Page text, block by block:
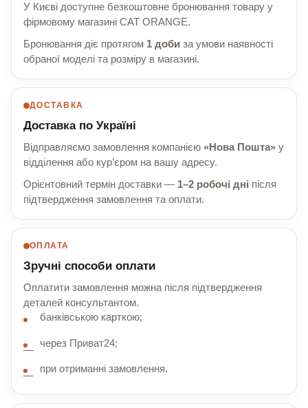
У Києві доступне безкоштовне бронювання товару у
фірмовому магазині CAT ORANGE.
Бронювання діє протягом 1 доби за умови наявності
обраної моделі та розміру в магазині.
ДОСТАВКА
Доставка по Україні
Відправляємо замовлення компанією «Нова Пошта» у
відділення або кур’єром на вашу адресу.
Орієнтовний термін доставки — 1–2 робочі дні після
підтвердження замовлення та оплати.
ОПЛАТА
Зручні способи оплати
Оплатити замовлення можна після підтвердження
деталей консультантом.
банківською карткою;
через Приват24;
при отриманні замовлення.